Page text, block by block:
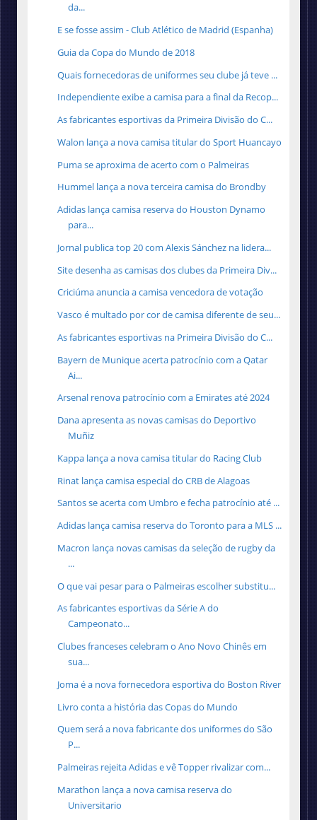
da...
E se fosse assim - Club Atlético de Madrid (Espanha)
Guia da Copa do Mundo de 2018
Quais fornecedoras de uniformes seu clube já teve ...
Independiente exibe a camisa para a final da Recop...
As fabricantes esportivas da Primeira Divisão do C...
Walon lança a nova camisa titular do Sport Huancayo
Puma se aproxima de acerto com o Palmeiras
Hummel lança a nova terceira camisa do Brondby
Adidas lança camisa reserva do Houston Dynamo
para...
Jornal publica top 20 com Alexis Sánchez na lidera...
Site desenha as camisas dos clubes da Primeira Div...
Criciúma anuncia a camisa vencedora de votação
Vasco é multado por cor de camisa diferente de seu...
As fabricantes esportivas na Primeira Divisão do C...
Bayern de Munique acerta patrocínio com a Qatar
Ai...
Arsenal renova patrocínio com a Emirates até 2024
Dana apresenta as novas camisas do Deportivo
Muñiz
Kappa lança a nova camisa titular do Racing Club
Rinat lança camisa especial do CRB de Alagoas
Santos se acerta com Umbro e fecha patrocínio até ...
Adidas lança camisa reserva do Toronto para a MLS ...
Macron lança novas camisas da seleção de rugby da
...
O que vai pesar para o Palmeiras escolher substitu...
As fabricantes esportivas da Série A do
Campeonato...
Clubes franceses celebram o Ano Novo Chinês em
sua...
Joma é a nova fornecedora esportiva do Boston River
Livro conta a história das Copas do Mundo
Quem será a nova fabricante dos uniformes do São
P...
Palmeiras rejeita Adidas e vê Topper rivalizar com...
Marathon lança a nova camisa reserva do
Universitario